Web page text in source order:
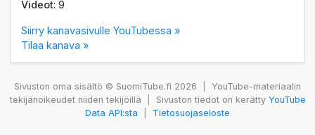
Videot: 9
Siirry kanavasivulle YouTubessa »
Tilaa kanava »
Sivuston oma sisältö © SuomiTube.fi 2026
YouTube-materiaalin
tekijänoikeudet niiden tekijöillä
Sivuston tiedot on kerätty YouTube
Data API:sta
Tietosuojaseloste